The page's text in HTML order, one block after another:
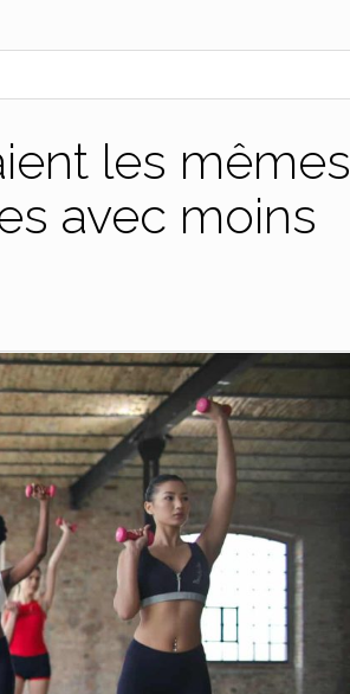
les mêmes
avec moins